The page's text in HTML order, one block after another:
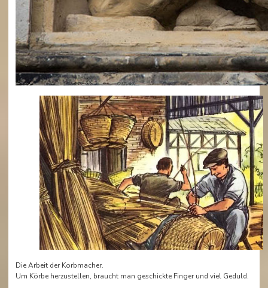
Die Arbeit der Korbmacher.
Um Körbe herzustellen, braucht man geschickte Finger und viel Geduld.